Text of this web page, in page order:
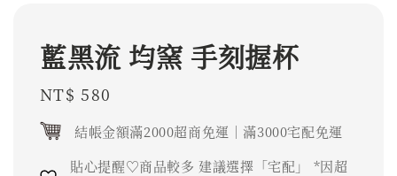
藍黑流 均窯 手刻握杯
Regular
price
NT$ 580
結帳金額滿2000超商免運｜滿3000宅配免運
貼心提醒♡商品較多 建議選擇「宅配」 *因超